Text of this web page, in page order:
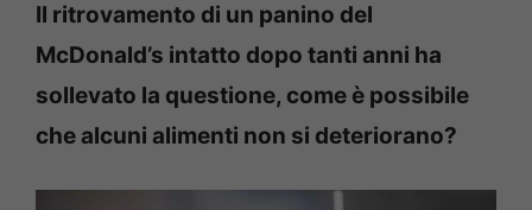
Il ritrovamento di un panino del
McDonald’s intatto dopo tanti anni ha
sollevato la questione, come è possibile
che alcuni alimenti non si deteriorano?